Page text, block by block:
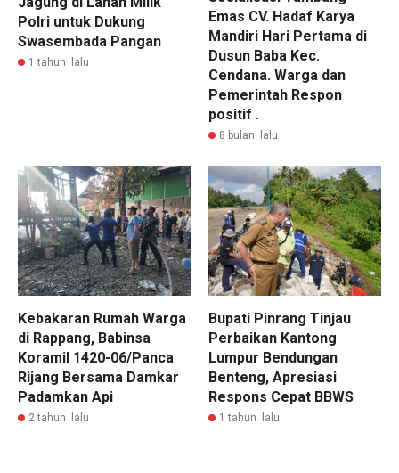
Polri untuk Dukung
Swasembada Pangan
1 tahun lalu
Emas CV. Hadaf Karya
Mandiri Hari Pertama di
Dusun Baba Kec.
Cendana. Warga dan
Pemerintah Respon
positif .
8 bulan lalu
Kebakaran Rumah Warga
di Rappang, Babinsa
Koramil 1420-06/Panca
Rijang Bersama Damkar
Padamkan Api
2 tahun lalu
Bupati Pinrang Tinjau
Perbaikan Kantong
Lumpur Bendungan
Benteng, Apresiasi
Respons Cepat BBWS
1 tahun lalu